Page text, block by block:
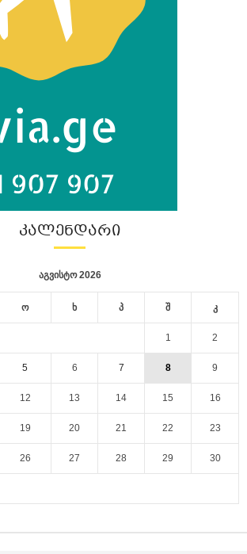
ᲙᲐᲚᲔᲜᲓᲐᲠᲘ
აგვისტო 2026
ო ხ პ შ კ
1 2
5 6 7 8 9
12 13 14 15 16
19 20 21 22 23
26 27 28 29 30